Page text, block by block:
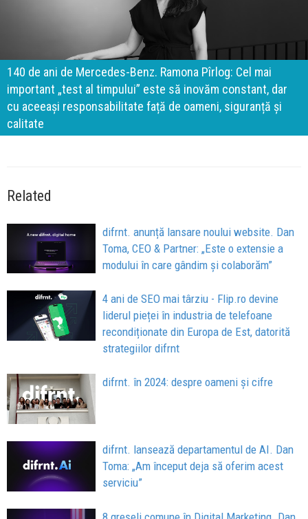
140 de ani de Mercedes-Benz. Ramona Pîrlog: Cel mai
important „test al timpului” este să inovăm constant, dar
cu aceeași responsabilitate față de oameni, siguranță și
calitate
Related
difrnt. anunță lansare noului website. Dan
Toma, CEO & Partner: „Este o extensie a
modului în care gândim și colaborăm”
4 ani de SEO mai târziu - Flip.ro devine
liderul pieței în industria de telefoane
recondiționate din Europa de Est, datorită
strategiilor difrnt
difrnt. în 2024: despre oameni și cifre
difrnt. lansează departamentul de AI. Dan
Toma: „Am început deja să oferim acest
serviciu”